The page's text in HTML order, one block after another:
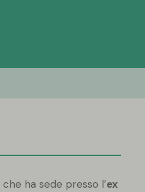
che ha sede presso l’ex